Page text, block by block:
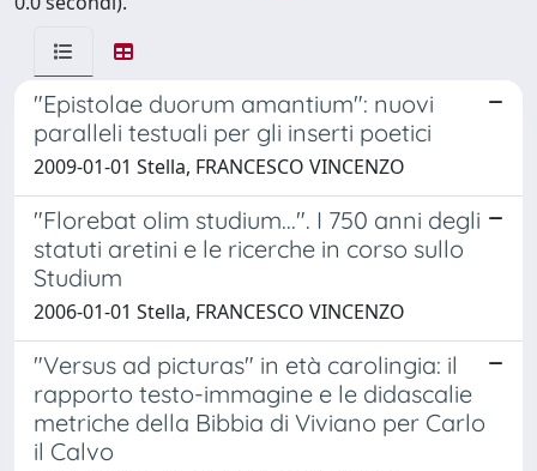
"Epistolae duorum amantium": nuovi
paralleli testuali per gli inserti poetici
2009-01-01 Stella, FRANCESCO VINCENZO
"Florebat olim studium...". I 750 anni degli
statuti aretini e le ricerche in corso sullo
Studium
2006-01-01 Stella, FRANCESCO VINCENZO
"Versus ad picturas" in età carolingia: il
rapporto testo-immagine e le didascalie
metriche della Bibbia di Viviano per Carlo
il Calvo